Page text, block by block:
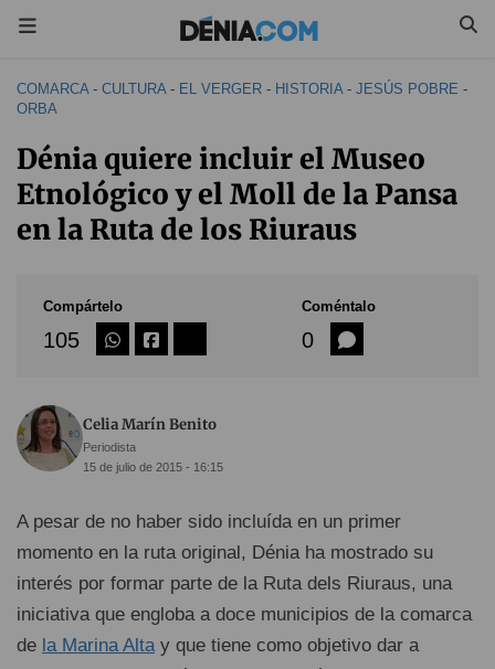
COMARCA- CULTURA- EL VERGER - HISTORIA- JESÚS POBRE -
ORBA
Dénia quiere incluir el Museo
Etnológico y el Moll de la Pansa
en la Ruta de los Riuraus
Compártelo
105
Coméntalo
0
Celia Marín Benito
Periodista
15 de julio de 2015 - 16:15
A pesar de no haber sido incluída en un primer
momento en la ruta original, Dénia ha mostrado su
interés por formar parte de la Ruta dels Riuraus, una
iniciativa que engloba a doce municipios de la comarca
de la Marina Altay que tiene como objetivo dar a